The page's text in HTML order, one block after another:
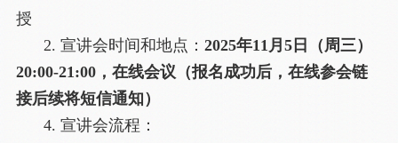
授
2. 宣讲会时间和地点： 2025年11月5日（周三）
20:00-21:00，在线会议（报名成功后，在线参会链
接后续将短信通知）
4. 宣讲会流程：